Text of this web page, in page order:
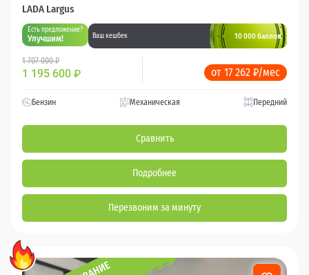
LADA Largus
Есть предложение?
Улучшим! Ваш кешбек 10 000 баллов
1 707 000 ₽
1 195 600 ₽ от 17 262 ₽/мес
Бензин Механическая Передний
Сравнить
Подробнее
Перезвоним за минуту